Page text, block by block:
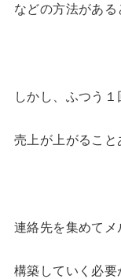
などの方法がある
しかし、ふつう
売上が上がること
連絡先を集めて
構築していく必要